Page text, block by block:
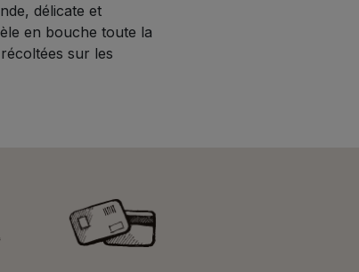
délicate et
en bouche toute la
sur les